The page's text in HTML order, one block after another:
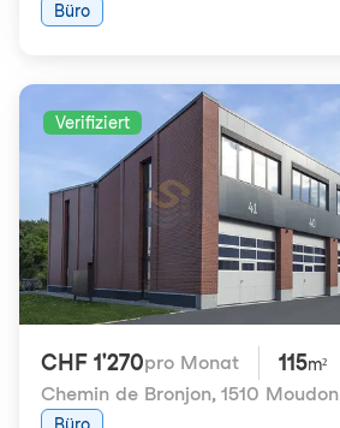
Büro
Verifiziert
CHF 1'270pro Monat 115m²
Chemin de Bronjon, 1510 Moudon